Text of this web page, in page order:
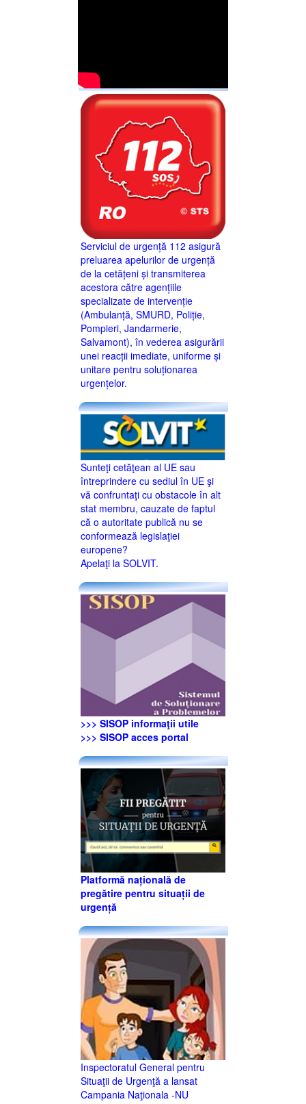
Serviciul de urgență 112 asigură
preluarea apelurilor de urgență
de la cetățeni și transmiterea
acestora către agențiile
specializate de intervenție
(Ambulanță, SMURD, Poliție,
Pompieri, Jandarmerie,
Salvamont), în vederea asigurării
unei reacții imediate, uniforme și
unitare pentru soluționarea
urgențelor.
Sunteţi cetăţean al UE sau
întreprindere cu sediul în UE şi
vă confruntaţi cu obstacole în alt
stat membru, cauzate de faptul
că o autoritate publică nu se
conformează legislaţiei
europene?
Apelaţi la SOLVIT.
>>> SISOP informaţii utile
>>> SISOP acces portal
Platformă națională de
pregătire pentru situații de
urgență
Inspectoratul General pentru
Situaţii de Urgenţă a lansat
Campania Naţionala -NU